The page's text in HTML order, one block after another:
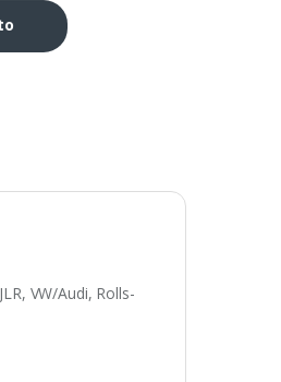
VW/Audi, Rolls-